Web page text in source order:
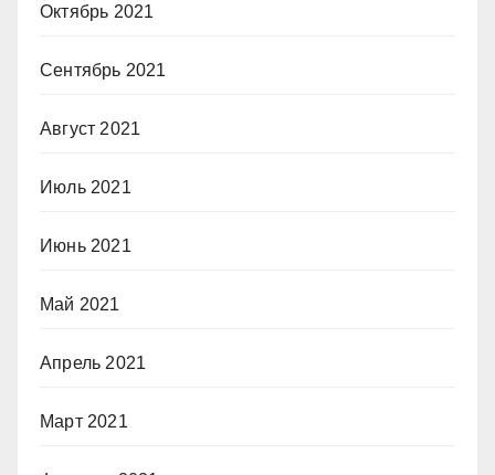
Октябрь 2021
Сентябрь 2021
Август 2021
Июль 2021
Июнь 2021
Май 2021
Апрель 2021
Март 2021